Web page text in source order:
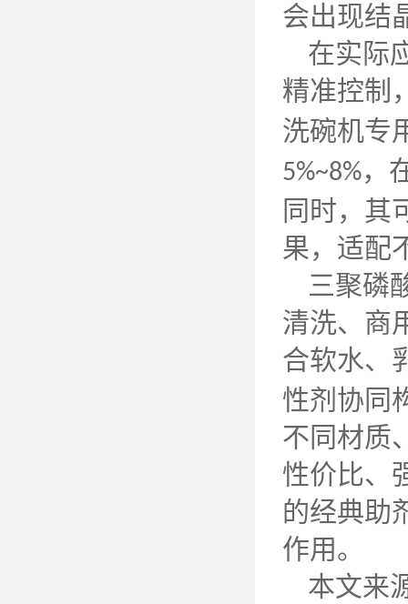
会出现结
在实际
精准控制
洗碗机专
5%~8%，
同时，其
果，适配
三聚磷
清洗、商
合软水、
性剂协同
不同材质
性价比、
的经典助
作用。
本文来